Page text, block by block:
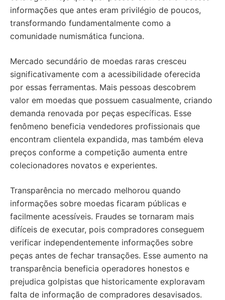
informações que antes eram privilégio de poucos,
transformando fundamentalmente como a
comunidade numismática funciona.
Mercado secundário de moedas raras cresceu
significativamente com a acessibilidade oferecida
por essas ferramentas. Mais pessoas descobrem
valor em moedas que possuem casualmente, criando
demanda renovada por peças específicas. Esse
fenômeno beneficia vendedores profissionais que
encontram clientela expandida, mas também eleva
preços conforme a competição aumenta entre
colecionadores novatos e experientes.
Transparência no mercado melhorou quando
informações sobre moedas ficaram públicas e
facilmente acessíveis. Fraudes se tornaram mais
difíceis de executar, pois compradores conseguem
verificar independentemente informações sobre
peças antes de fechar transações. Esse aumento na
transparência beneficia operadores honestos e
prejudica golpistas que historicamente exploravam
falta de informação de compradores desavisados.